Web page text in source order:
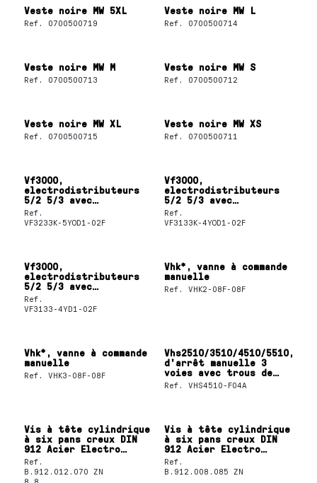
Veste noire MW 5XL
Ref. 0700500719
Veste noire MW L
Ref. 0700500714
Veste noire MW M
Ref. 0700500713
Veste noire MW S
Ref. 0700500712
Veste noire MW XL
Ref. 0700500715
Veste noire MW XS
Ref. 0700500711
Vf3000,
electrodistributeurs
5/2 5/3 avec
redresseur
Ref.
VF3233K-5YOD1-02F
Vf3000,
electrodistributeurs
5/2 5/3 avec
redresseur
Ref.
VF3133K-4YOD1-02F
Vf3000,
electrodistributeurs
5/2 5/3 avec
redresseur
Ref.
VF3133-4YD1-02F
Vhk*, vanne à commande
manuelle
Ref. VHK2-08F-08F
Vhk*, vanne à commande
manuelle
Ref.VHK3-08F-08F
Vhs2510/3510/4510/
d'arrêt manuelle 3
voies avec trous de
verrouillage
Ref. VHS4510-F04A
Vis à tête cylindrique
à six pans creux DIN
912 Acier Electro
zingué 8.8 M12X70
Ref.
B.912.012.070 ZN
Vis à tête cylindrique
à six pans creux DIN
912 Acier Electro
zingué 8.8 M8X85
Ref.
B.912.008.085 ZN